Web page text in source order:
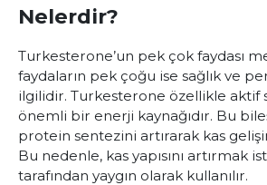
Nelerdir?
Turkesterone’un pek çok faydası
faydaların pek çoğu ise sağlık ve
ilgilidir. Turkesterone özellikle aktif
önemli bir enerji kaynağıdır. Bu
protein sentezini artırarak kas
Bu nedenle, kas yapısını artırmak
tarafından yaygın olarak kullanılır.